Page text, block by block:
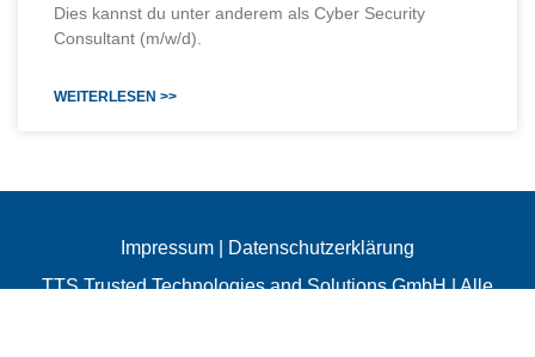
Dies kannst du unter anderem als Cyber Security
Consultant (m/w/d).
WEITERLESEN >>
Impressum
Datenschutzerklärung
TTS Trusted Technologies and Solutions GmbH | Alle